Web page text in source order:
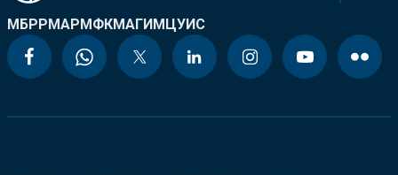
МБРРМАРМФКМАГИМЦУИС